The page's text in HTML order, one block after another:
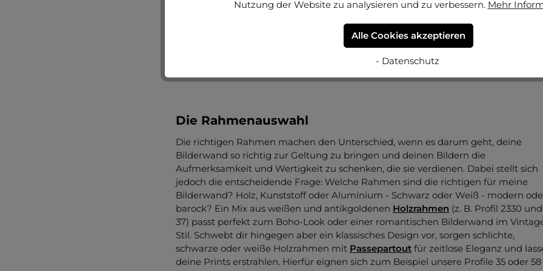
Beim Bohren von Löchern für größere
Bilderrahmen
nie wissen, was hinter den Wänden verborgen ist, ob Rohre oder elektrische
Leitungen. Ein Kabeldetektor oder ein Blick in die Baupläne kann dabei helfen,
Die Rahmenauswahl
Die richtigen Rahmen machen den Unterschied, wenn es darum geht, deine
Bilderwand so richtig zur Geltung zu bringen und deinen Bildern die
Aufmerksamkeit und Wertigkeit zu schenken, die sie verdienen. Dabei stellt sich
jedoch die entscheidende Frage: Welche Rahmen sind die richtigen für meine
Bilderwand? Holz, Kunststoff oder Aluminium - Schwarz oder Weiß - modern
barock? Ein Mix aus weißen und antikgoldenen Holzrahmen (z. B. Profil 2330 und
37) passt perfekt zum Boho-Look oder einer romantischen Bilderwand im
Stil. Schwebt dir hingegen aber ein klassisches Design vor, sorgen schlichte,
schwarze oder weiße Holzrahmen mit Passepartout für zeitlose Eleganz und
deine Prints erstrahlen. Hierfür eignen sich zum Beispiel unsere Profile 35 oder 58
Nutzung der Website zu analysieren und zu verbessern. Mehr
Alle Cookies akzeptieren
- Datenschutz